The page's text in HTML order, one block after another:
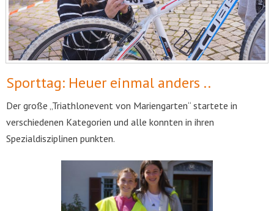
Sporttag: Heuer einmal anders ..
Der große „Triathlonevent von Mariengarten“ startete in
verschiedenen Kategorien und alle konnten in ihren
Spezialdisziplinen punkten.